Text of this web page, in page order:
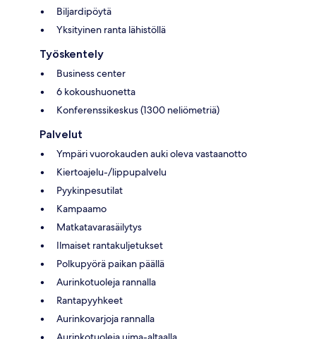
Biljardipöytä
Yksityinen ranta lähistöllä
Työskentely
Business center
6 kokoushuonetta
Konferenssikeskus (1300 neliömetriä)
Palvelut
Ympäri vuorokauden auki oleva vastaanotto
Kiertoajelu-/lippupalvelu
Pyykinpesutilat
Kampaamo
Matkatavarasäilytys
Ilmaiset rantakuljetukset
Polkupyörä paikan päällä
Aurinkotuoleja rannalla
Rantapyyhkeet
Aurinkovarjoja rannalla